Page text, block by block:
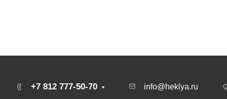
+7 812 777-50-70 info@heklya.ru